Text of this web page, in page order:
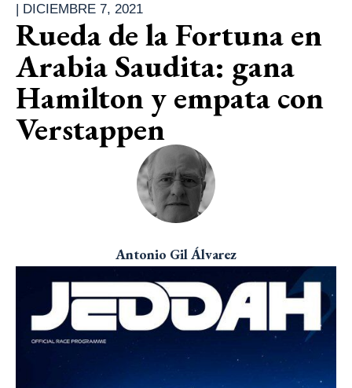
| DICIEMBRE 7, 2021
Rueda de la Fortuna en
Arabia Saudita: gana
Hamilton y empata con
Verstappen
Antonio Gil Álvarez